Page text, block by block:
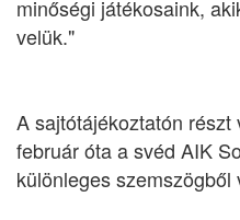
minőségi játékosaink,
velük."
A sajtótájékoztatón
február óta a svéd AIK
különleges szemszögből